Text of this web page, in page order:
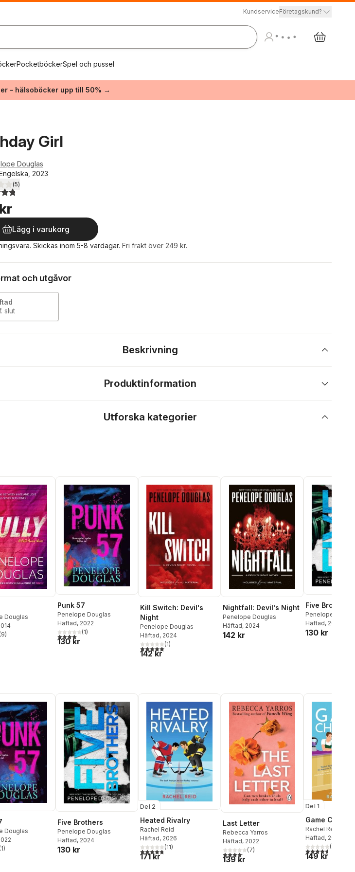
KundserviceFöretagskund?
PocketböckerSpel och pussel
– hälsoböcker upp till 50% →
Girl
Douglas
2023
stjärnor. Totalt antal röster:
(5)
Lägg i varukorg
Skickas inom 5-8 vardagar. Fri frakt över 249 kr.
och utgåvor
slut
Beskrivning
Produktinformation
Utforska kategorier
Douglas
Totalt antal röster:
(9)
Punk 57
Penelope Douglas
Häftad, 2022
4,0utav 5 stjärnor. Totalt antal röster:
(1)
130 kr
Kill Switch: Devil's
Night
Penelope Douglas
Häftad, 2024
5,0utav 5 stjärnor. Totalt antal röster:
(1)
142 kr
Nightfall: Devil's Night
Penelope Douglas
Häftad, 2024
142 kr
Five Brothers
Penelope
Häftad, 2024
130 kr
Douglas
stjärnor. Totalt antal röster:
(1)
Five Brothers
Penelope Douglas
Häftad, 2024
130 kr
Del 2
Heated Rivalry
Rachel Reid
Häftad, 2026
4,8utav 5 stjärnor. Totalt antal röster:
(11)
171 kr
Last Letter
Rebecca Yarros
Häftad, 2022
4,1utav 5 stjärnor. Totalt antal röster:
(7)
139 kr
Del 1
Game
Rachel Reid
Häftad, 2026
4,7utav 5(
149 kr